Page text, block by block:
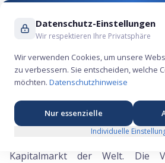
Suche ...
Aktien Nordamerika-
Zur IPO-Liste Alle
Kapitalmarkt der Welt. Die
Datenschutz-Einstellungen
Wir respektieren Ihre Privatsphäre
Wir verwenden Cookies, um unsere
zu verbessern. Sie entscheiden, welche
möchten. Datenschutzhinweise
Nur essenzielle
Individuelle